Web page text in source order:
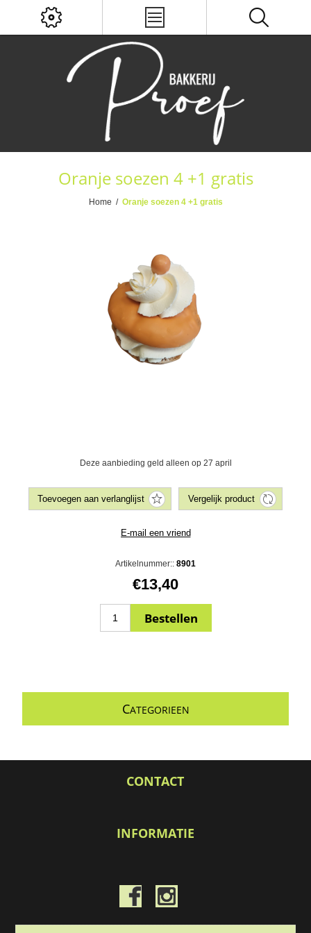
Oranje soezen 4 +1 gratis
Home / Oranje soezen 4 +1 gratis
Deze aanbieding geld alleen op 27 april
Artikelnummer:: 8901
€13,40
CATEGORIEEN
CONTACT
INFORMATIE